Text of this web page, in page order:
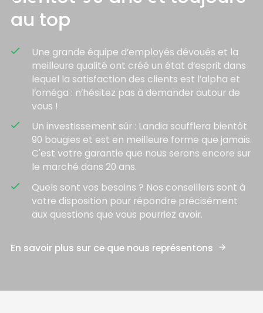
au top
check
Une grande équipe d’employés dévoués et la
meilleure qualité ont créé un état d’esprit dans
lequel la satisfaction des clients est l’alpha et
l’oméga : n’hésitez pas à demander autour de
vous !
check
Un investissement sûr : Landia soufflera bientôt
90 bougies et est en meilleure forme que jamais.
C'est votre garantie que nous serons encore sur
le marché dans 20 ans.
check
Quels sont vos besoins ? Nos conseillers sont à
votre disposition pour répondre précisément
aux questions que vous pourriez avoir.
En savoir plus sur ce que nous représentons